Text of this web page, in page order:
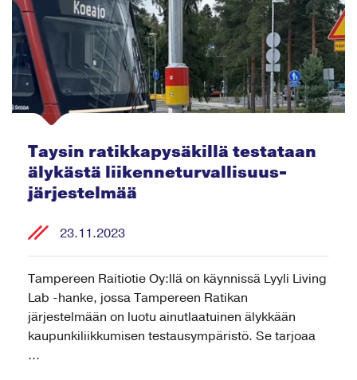
Taysin ratikkapysäkillä testataan
älykästä liikenneturvallisuus-
järjestelmää
23.11.2023
Tampereen Raitiotie Oy:llä on käynnissä Lyyli Living
Lab -hanke, jossa Tampereen Ratikan
järjestelmään on luotu ainutlaatuinen älykkään
kaupunkiliikkumisen testausympäristö. Se tarjoaa
...